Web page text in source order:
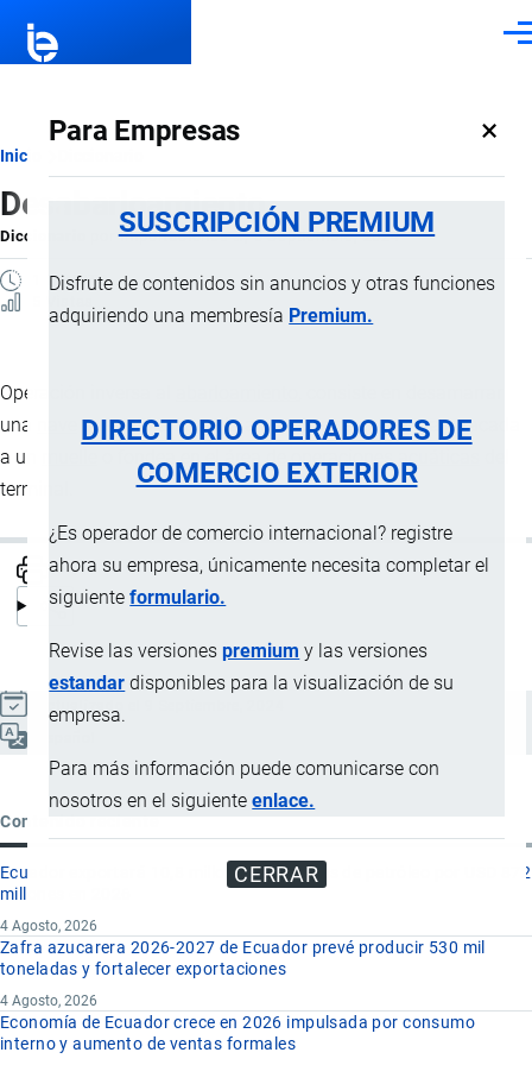
Para Empresas ×
SUSCRIPCIÓN PREMIUM
Disfrute de contenidos sin anuncios y otras funciones
adquiriendo una membresía Premium.
DIRECTORIO OPERADORES DE
COMERCIO EXTERIOR
¿Es operador de comercio internacional? registre
ahora su empresa, únicamente necesita completar el
siguienteformulario.
Revise las versionespremium y las versiones
estandar disponibles para la visualización de su
empresa.
Para más información puede comunicarse con
nosotros en el siguienteenlace.
CERRAR
Ruta
de
navegación
Inicio
Desabarloamiento
Diccionario porImportaciones …, 8 Septiembre, 2024
1 MINUTO
Operación inversa al
una
que está amarrada a otra que se encuentra atracada
a un
o fondea en elárea de operaciones acuáticas
terminal.
Contenido reciente
Ecuador exportará 10,8 millones de barriles de petróleo por USD 872
millones en 2026
4 Agosto, 2026
Zafra azucarera 2026-2027 de Ecuador prevé producir 530 mil
toneladas y fortalecer exportaciones
4 Agosto, 2026
Economía de Ecuador crece en 2026 impulsada por consumo
interno y aumento de ventas formales